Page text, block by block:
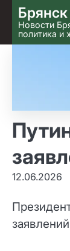
Skip
to content
Новости
политика и
12.06.2026